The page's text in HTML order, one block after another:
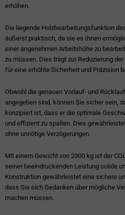
erhöhen.
Die liegende Holzbearbeitungsfunktion
äußerst praktisch, da sie es Ihnen
einer angenehmen Arbeitshöhe zu
zu müssen. Dies trägt zur Reduzierung
für eine erhöhte Sicherheit und Präzision
Obwohl die genauen Vorlauf- und
angegeben sind, können Sie sicher sein,
konzipiert ist, dass er die optimale
und effizient zu spalten. Dies
ohne unnötige Verzögerungen.
Mit einem Gewicht von 2300 kg ist der
seiner beeindruckenden Leistung solide
Konstruktion gewährleistet eine sichere
dass Sie sich Gedanken über mögliche
machen müssen.